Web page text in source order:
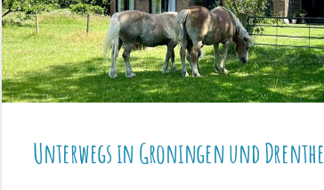
Unterwegs in Groningen und Drenthe